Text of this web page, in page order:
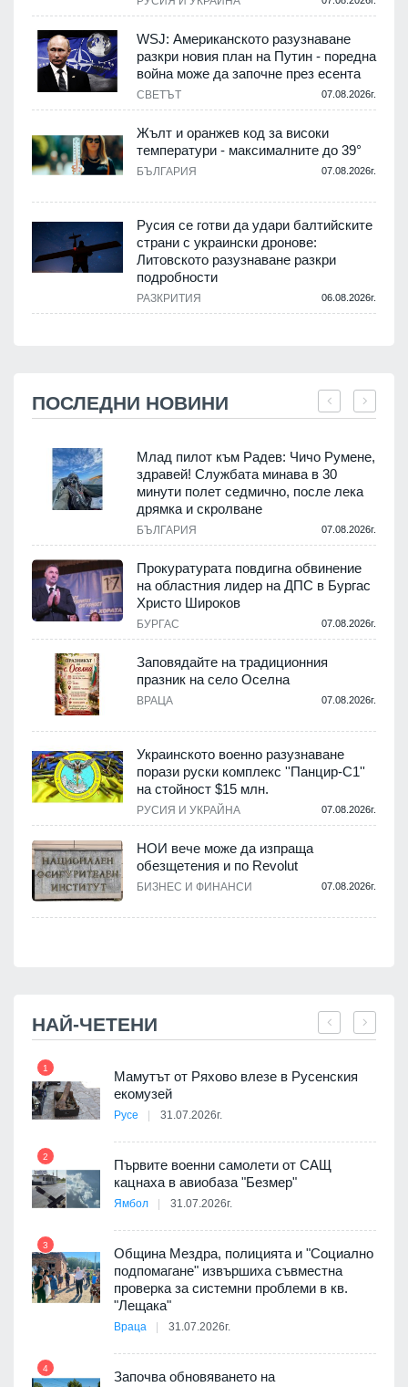
WSJ: Американското разузнаване
разкри новия план на Путин - поредна
война може да започне през есента
СВЕТЪТ 07.08.2026г.
Жълт и оранжев код за високи
температури - максималните до 39°
БЪЛГАРИЯ 07.08.2026г.
Русия се готви да удари балтийските
страни с украински дронове:
Литовското разузнаване разкри
подробности
РАЗКРИТИЯ 06.08.2026г.
ПОСЛЕДНИ НОВИНИ
Млад пилот към Радев: Чичо Румене,
здравей! Службата минава в 30
минути полет седмично, после лека
дрямка и скролване
БЪЛГАРИЯ 07.08.2026г.
Прокуратурата повдигна обвинение
на областния лидер на ДПС в Бургас
Христо Широков
БУРГАС 07.08.2026г.
Заповядайте на традиционния
празник на село Оселна
ВРАЦА 07.08.2026г.
Украинското военно разузнаване
порази руски комплекс ''Панцир-С1''
на стойност $15 млн.
РУСИЯ И УКРАЙНА 07.08.2026г.
НОИ вече може да изпраща
обезщетения и по Revolut
БИЗНЕС И ФИНАНСИ 07.08.2026г.
НАЙ-ЧЕТЕНИ
1
Мамутът от Ряхово влезе в Русенския
екомузей
Русе 31.07.2026г.
2
Първите военни самолети от САЩ
кацнаха в авиобаза "Безмер"
Ямбол 31.07.2026г.
3
Община Мездра, полицията и "Социално
подпомагане" извършиха съвместна
проверка за системни проблеми в кв.
"Лещака"
Враца 31.07.2026г.
4
Започва обновяването на